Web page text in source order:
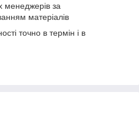
менеджерів за
матеріалів
точно в термін і в